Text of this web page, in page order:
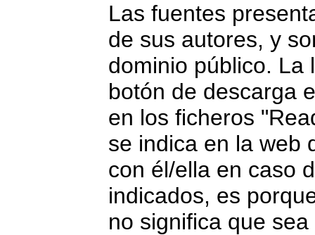
Las fuentes
de sus autores, y
dominio público. La
botón de descarga
en los ficheros
se indica en la web
con él/ella en caso
indicados, es
no significa que